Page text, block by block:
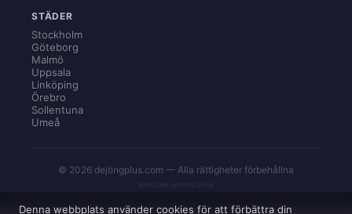
STÄDER
Stockholm
Göteborg
Malmö
Uppsala
Linköping
Örebro
Sollentuna
Umeå
© 2026 dejtingplus.com — Alla rättigheter förbehållna
Denna webbplats använder cookies för att förbättra din